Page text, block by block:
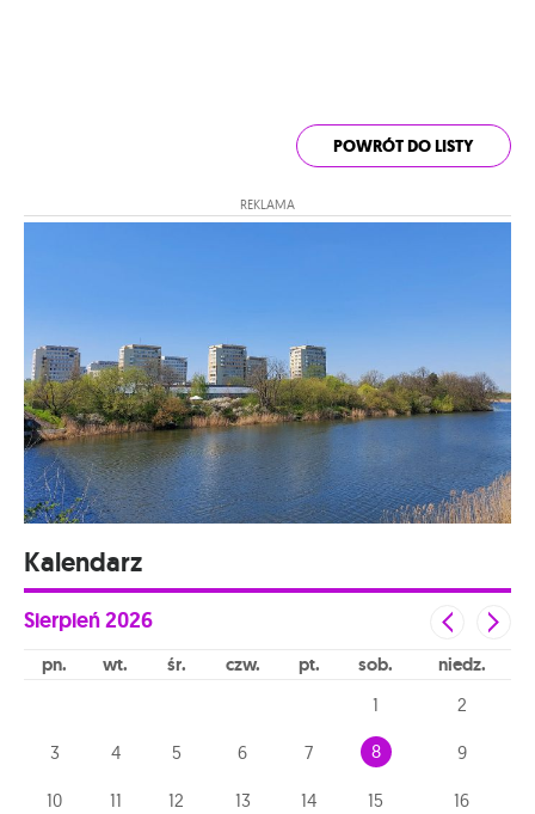
POWRÓT DO LISTY
REKLAMA
Kalendarz
Sierpień2026
pn wt śr czw pt sob niedz
1 2
3 4 5 6 7 8 9
10 11 12 13 14 15 16